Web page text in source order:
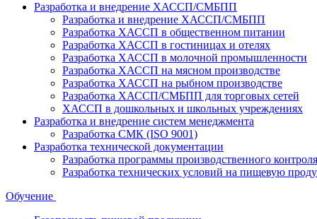
Разработка и внедрение ХАССП/СМБПП
Разработка и внедрение ХАССП/СМБПП
Разработка ХАССП в общественном питании
Разработка ХАССП в гостиницах и отелях
Разработка ХАССП в молочной промышленности
Разработка ХАССП на мясном производстве
Разработка ХАССП на рыбном производстве
Разработка ХАССП/СМБПП для торговых сетей
ХАССП в дошкольных и школьных учреждениях
Разработка и внедрение систем менеджмента
Разработка СМК (ISO 9001)
Разработка технической документации
Разработка программы производственного
Разработка технических условий на пищевую
Обучение